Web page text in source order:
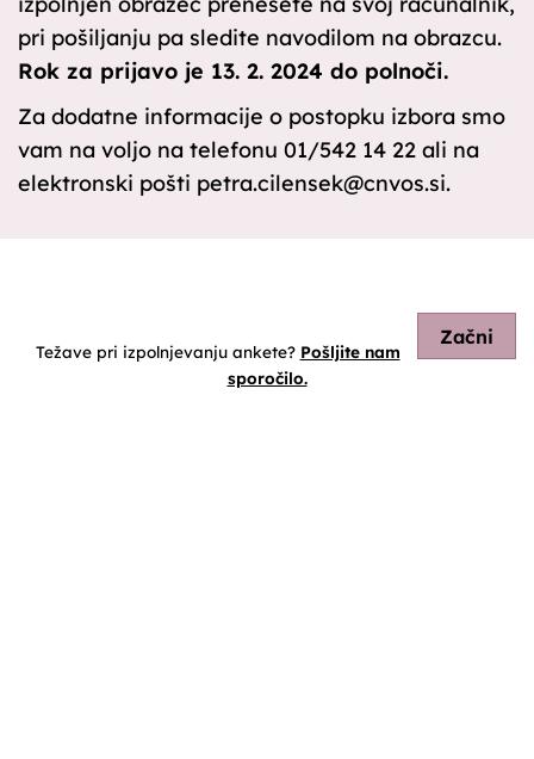
pri pošiljanju pa sledite navodilom na obrazcu.
Rok za prijavo je 13. 2. 2024 do polnoči.
Za dodatne informacije o postopku izbora smo
vam na voljo na telefonu 01/542 14 22 ali na
elektronski pošti petra.cilensek@cnvos.si.
Začni
Težave pri izpolnjevanju ankete? Pošljite nam
sporočilo.